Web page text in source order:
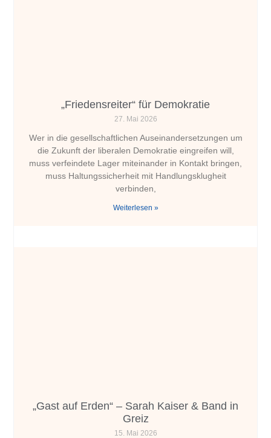
„Friedensreiter“ für Demokratie
27. Mai 2026
Wer in die gesellschaftlichen Auseinandersetzungen um
die Zukunft der liberalen Demokratie eingreifen will,
muss verfeindete Lager miteinander in Kontakt bringen,
muss Haltungssicherheit mit Handlungsklugheit
verbinden,
Weiterlesen »
„Gast auf Erden“ – Sarah Kaiser & Band in
Greiz
15. Mai 2026